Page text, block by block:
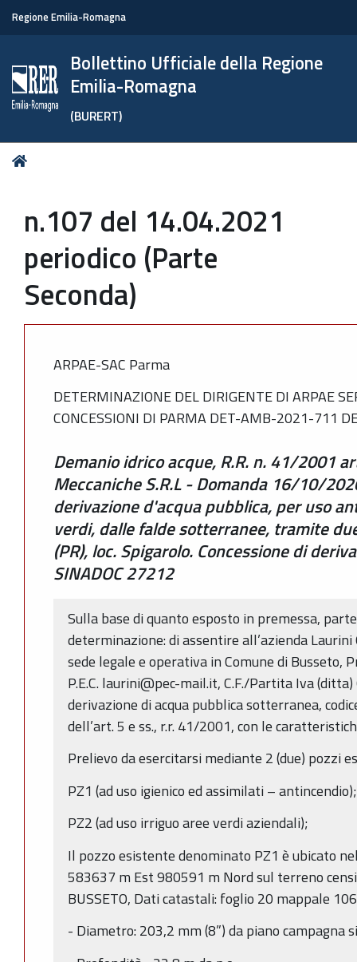
Regione Emilia-Romagna
Bollettino Ufficiale della Regione
Emilia-Romagna
(BURERT)
Tu
n.107 del 14.04.2021
periodico (Parte
Seconda)
ARPAE-SAC Parma
DETERMINAZIONE DEL DIRIGENTE DI ARPAE
CONCESSIONI DI PARMA DET-AMB-2021-711
Demanio idrico acque, R.R. n. 41/2001
Meccaniche S.R.L - Domanda 16/10/
derivazione d'acqua pubblica, per uso
verdi, dalle falde sotterranee, tramite
(PR), loc. Spigarolo. Concessione di
SINADOC 27212
Sulla base di quanto esposto in premessa,
determinazione: di assentire all’azienda Laurini
sede legale e operativa in Comune di Busseto,
P.E.C. laurini@pec-mail.it, C.F./Partita Iva
derivazione di acqua pubblica sotterranea,
dell’art. 5 e ss., r.r. 41/2001, con le
Prelievo da esercitarsi mediante 2 (due) pozzi
PZ1 (ad uso igienico ed assimilati – antincendio);
PZ2 (ad uso irriguo aree verdi aziendali);
Il pozzo esistente denominato PZ1 è ubicato
583637 m Est 980591 m Nord sul terreno
BUSSETO, Dati catastali: foglio 20 mappale
- Diametro: 203,2 mm (8”) da piano campagna